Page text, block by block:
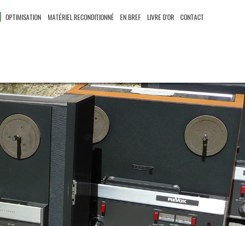
OPTIMISATION MATÉRIEL RECONDITIONNÉ EN BREF LIVRE D'OR CONTACT